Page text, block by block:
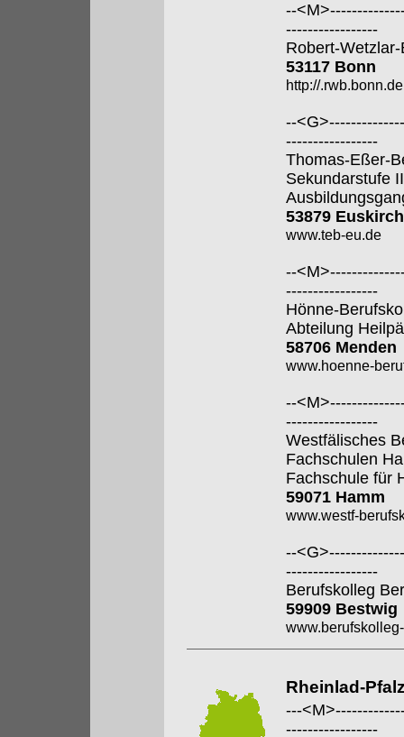
--
-----------------
Robert-
53117 Bonn
http://.rwb.bonn.de
--
-----------------
Thomas-Eßer-
Sekundarstufe II
53879
www.teb-eu.de
--
-----------------
Hönne-
Abteilung
58706 Menden
www.hoenne-
--
-----------------
Westfälisches
Fachschulen
Fachschule für
59071 Hamm
www.westf-
--
-----------------
Berufskolleg
59909 Bestwig
Rheinlad-
---
-----------------